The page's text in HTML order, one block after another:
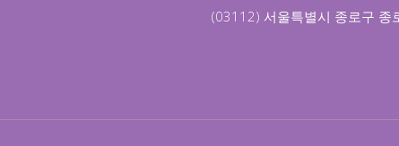
(03112) 서울특별시 종로구